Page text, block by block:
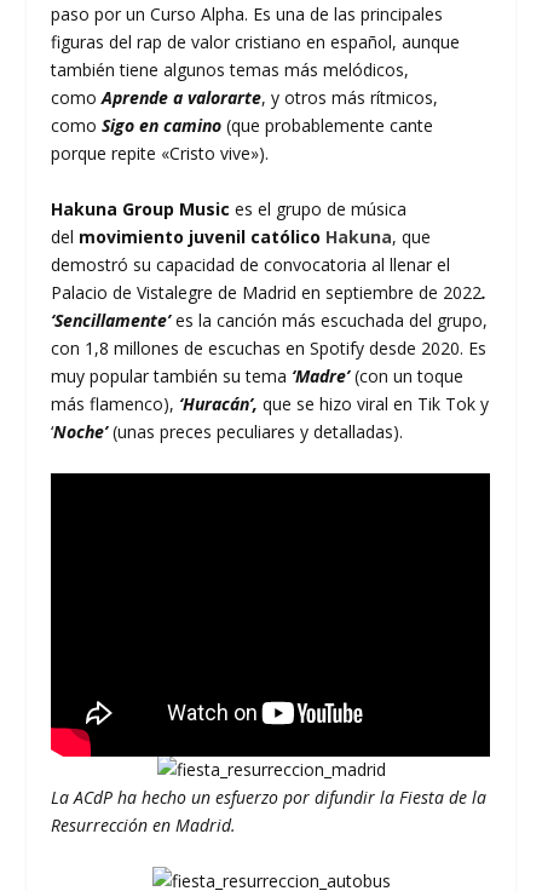
paso por un Curso Alpha. Es una de las principales
figuras del rap de valor cristiano en español, aunque
también tiene algunos temas más melódicos,
comoAprende a valorarte, y otros más rítmicos,
comoSigo en camino (que probablemente cante
porque repite «Cristo vive»).
Hakuna Group Music es el grupo de música
del movimiento juvenil católico Hakuna, que
demostró su capacidad de convocatoria al llenar el
Palacio de Vistalegre de Madrid en septiembre de 2022.
‘Sencillamente’es la canción más escuchada del grupo,
con 1,8 millones de escuchas en Spotify desde 2020. Es
muy popular también su tema ‘Madre’(con un toque
más flamenco), ‘Huracán’, que se hizo viral en Tik Tok y
‘Noche’(unas preces peculiares y detalladas).
La ACdP ha hecho un esfuerzo por difundir la Fiesta de la
Resurrección en Madrid.